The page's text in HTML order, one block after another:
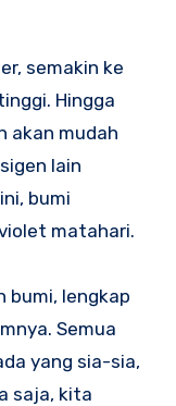
semakin ke
Hingga
akan mudah
lain
bumi
matahari.
bumi, lengkap
Semua
yang sia-sia,
saja, kita